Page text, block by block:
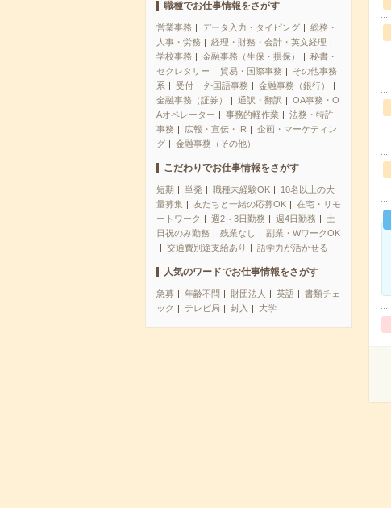
職種でお仕事情報をさがす
営業事務 データ入力・タイピング
総務・
人事・労務
経理・財務・会計・英文経理
学校事務
金融事務（生保・損保）
秘書・
セクレタリー
貿易・国際事務
その他事務
系
受付 外国語事務
金融事務（銀行）
金融事務（証券）
通訳・翻訳
OA事務・O
Aオペレーター
事務的軽作業
法務・特許
事務
広報・宣伝・IR
企画・マーケティン
グ
金融事務（その他）
こだわりでお仕事情報をさがす
短期 単発 職種未経験OK
10名以上の大
量募集
友だちと一緒の応募OK
在宅・リモ
ートワーク
週2～3日勤務 週4日勤務
土
日祝のみ勤務
残業なし
副業・WワークOK
交通費別途支給あり
語学力が活かせる
人気のワードでお仕事情報をさがす
急募 年齢不問 財団法人 英語
書類チェ
ック
テレビ局 封入 大学